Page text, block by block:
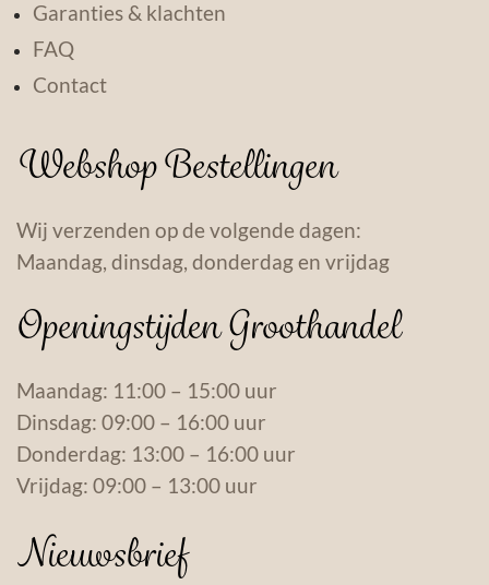
Garanties & klachten
FAQ
Contact
Webshop Bestellingen
Wij verzenden op de volgende dagen:
Maandag, dinsdag, donderdag en vrijdag
Openingstijden Groothandel
Maandag: 11:00 – 15:00 uur
Dinsdag: 09:00 – 16:00 uur
Donderdag: 13:00 – 16:00 uur
Vrijdag: 09:00 – 13:00 uur
Nieuwsbrief